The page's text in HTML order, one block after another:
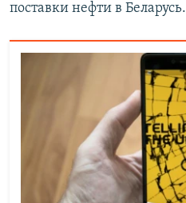
поставки нефти в Беларусь.